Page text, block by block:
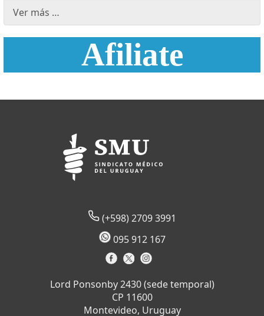
Ver más …
Afiliate
(+598) 2709 3991
095 912 167
Lord Ponsonby 2430 (sede temporal)
CP 11600
Montevideo, Uruguay